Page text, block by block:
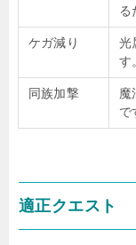
る
ケガ減り
光
す
同族加撃
魔
で
適正クエスト